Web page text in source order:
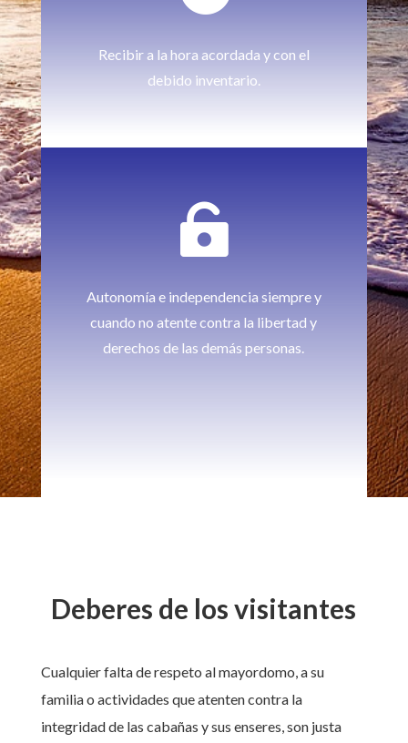
Recibir a la hora acordada y con el
debido inventario.

Autonomía e independencia siempre y
cuando no atente contra la libertad y
derechos de las demás personas.
Deberes de los visitantes
Cualquier falta de respeto al mayordomo, a su
familia o actividades que atenten contra la
integridad de las cabañas y sus enseres, son justa